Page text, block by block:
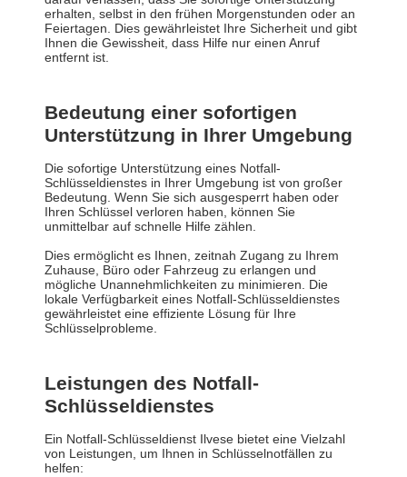
erhalten, selbst in den frühen Morgenstunden oder an
Feiertagen. Dies gewährleistet Ihre Sicherheit und gibt
Ihnen die Gewissheit, dass Hilfe nur einen Anruf
entfernt ist.
Bedeutung einer sofortigen
Unterstützung in Ihrer Umgebung
Die sofortige Unterstützung eines Notfall-
Schlüsseldienstes in Ihrer Umgebung ist von großer
Bedeutung. Wenn Sie sich ausgesperrt haben oder
Ihren Schlüssel verloren haben, können Sie
unmittelbar auf schnelle Hilfe zählen.
Dies ermöglicht es Ihnen, zeitnah Zugang zu Ihrem
Zuhause, Büro oder Fahrzeug zu erlangen und
mögliche Unannehmlichkeiten zu minimieren. Die
lokale Verfügbarkeit eines Notfall-Schlüsseldienstes
gewährleistet eine effiziente Lösung für Ihre
Schlüsselprobleme.
Leistungen des Notfall-
Schlüsseldienstes
Ein Notfall-Schlüsseldienst Ilvese bietet eine Vielzahl
von Leistungen, um Ihnen in Schlüsselnotfällen zu
helfen: